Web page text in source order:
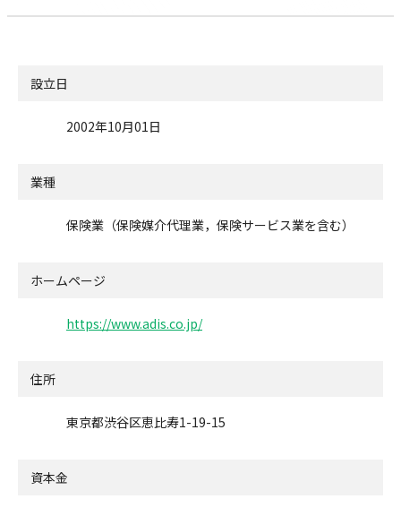
設立日
2002年10月01日
業種
保険業（保険媒介代理業，保険サービス業を含む）
ホームページ
https://www.adis.co.jp/
住所
東京都渋谷区恵比寿1-19-15
資本金